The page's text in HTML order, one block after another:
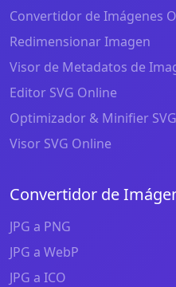
Convertidor de Imágenes
Redimensionar Imagen
Visor de Metadatos de
Editor SVG Online
Optimizador & Minifier
Visor SVG Online
Convertidor de
JPG a PNG
JPG a WebP
JPG a ICO